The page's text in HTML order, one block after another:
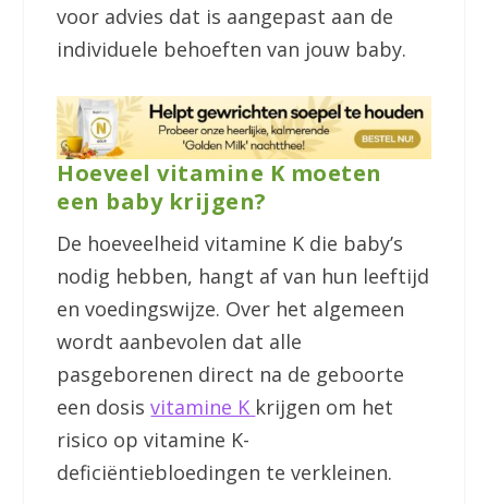
voor advies dat is aangepast aan de
individuele behoeften van jouw baby.
Hoeveel vitamine K moeten
een baby krijgen?
De hoeveelheid vitamine K die baby’s
nodig hebben, hangt af van hun leeftijd
en voedingswijze. Over het algemeen
wordt aanbevolen dat alle
pasgeborenen direct na de geboorte
een dosisvitamine K krijgen om het
risico op vitamine K-
deficiëntiebloedingen te verkleinen.